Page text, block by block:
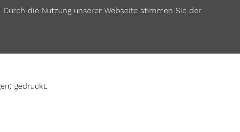
gedruckt.
die Nutzung unserer Webseite stimmen Sie der